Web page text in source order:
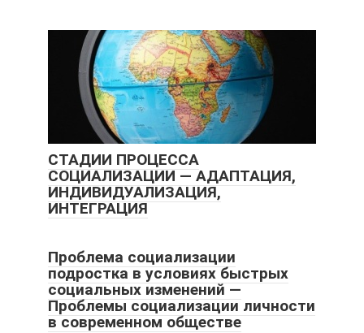
СТАДИИ ПРОЦЕССА
СОЦИАЛИЗАЦИИ — АДАПТАЦИЯ,
ИНДИВИДУАЛИЗАЦИЯ,
ИНТЕГРАЦИЯ
Проблема социализации
подростка в условиях быстрых
социальных изменений —
Проблемы социализации личности
в современном обществе